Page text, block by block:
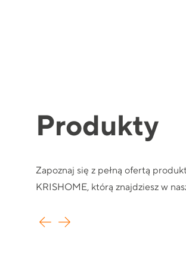
Produkty
Zapoznaj się z pełną ofertą
KRISHOME, którą znajdziesz w